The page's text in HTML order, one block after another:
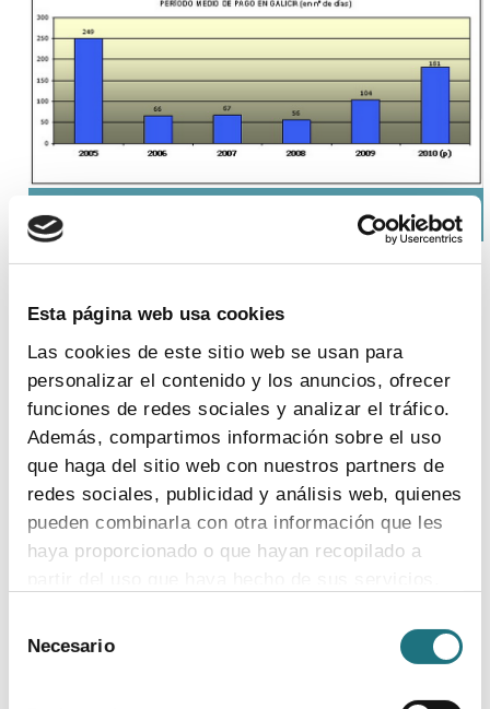
Esta página web usa cookies
Las cookies de este sitio web se usan para
personalizar el contenido y los anuncios, ofrecer
funciones de redes sociales y analizar el tráfico.
Además, compartimos información sobre el uso
que haga del sitio web con nuestros partners de
redes sociales, publicidad y análisis web, quienes
pueden combinarla con otra información que les
haya proporcionado o que hayan recopilado a
Para más información puede acceder a nuestra
Necesario
Deuda hospitalaria en Galicia
Cabe recordar que hasta 2009 las Administraciones
rebajado por Ley hasta los 30 días a partir de 2013.
Para 2011 el plazo legal de pago es de 50 días. Esto
quiere decir que, con los plazos actuales, Galicia debe
hacer frente a intereses de demora (al 8% en el primer
semestre de 2011) por una media de casi 4 meses.
Deuda hospitalaria,Gasto hospitalario,
Legislación,Medicamentos
Para más información